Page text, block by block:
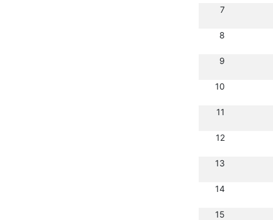
7
8
9
10
11
12
13
14
15